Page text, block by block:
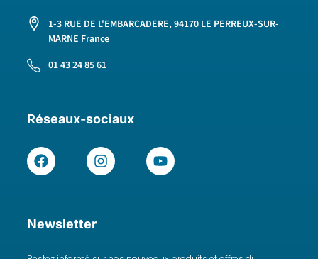
1-3 RUE DE L'EMBARCADERE, 94170 LE PERREUX-SUR-
MARNE France
01 43 24 85 61
Réseaux-sociaux
Newsletter